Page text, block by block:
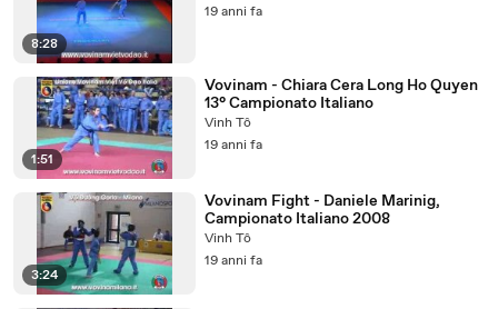
8:28
19 anni fa
1:51
Vovinam - Chiara Cera Long Ho Quyen
13° Campionato Italiano
Vinh Tô
19 anni fa
3:24
Vovinam Fight - Daniele Marinig,
Campionato Italiano 2008
Vinh Tô
19 anni fa